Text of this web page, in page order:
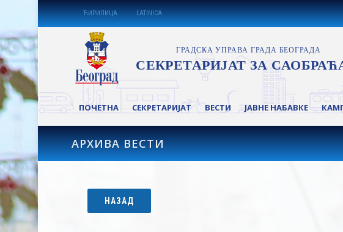
ЋИРИЛИЦА LATINICA
ПОЧЕТНА СЕКРЕТАРИЈАТ ВЕСТИ ЈАВНЕ НАБАВКЕ
АРХИВА ВЕСТИ
НАЗАД